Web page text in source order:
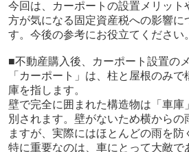
今回は、カーポートの設置メリット
方が気になる固定資産税への影響に
す。今後の参考にお役立てください。
■不動産購入後、カーポート設置の
「カーポート」は、柱と屋根のみ
庫を指します。
壁で完全に囲まれた構造物は「車庫
別されます。壁がないため横からの
ますが、実際にはほとんどの雨を防
特に重要なのは、車にとって大敵で